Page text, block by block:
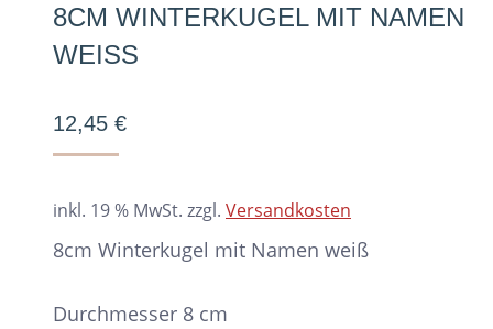
8CM WINTERKUGEL MIT NAMEN
WEISS
12,45 €
inkl. 19 % MwSt. zzgl. Versandkosten
8cm Winterkugel mit Namen weiß
Durchmesser 8 cm